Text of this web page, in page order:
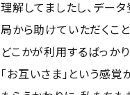
理解してましたし、デー
局から助けていただくこ
どこかが利用するばっか
「お互いさま」という感